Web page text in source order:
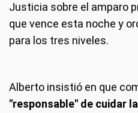
Justicia sobre el amparo
que vence esta noche y
para los tres niveles.
Alberto insistió en que
"responsable" de cuidar